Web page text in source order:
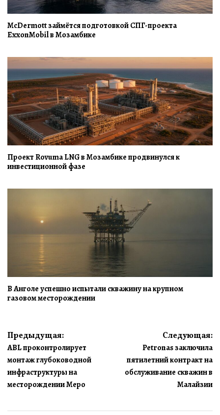
McDermott займётся подготовкой СПГ-проекта
ExxonMobil в Мозамбике
Проект Rovuma LNG в Мозамбике продвинулся к
инвестиционной фазе
В Анголе успешно испытали скважину на крупном
газовом месторождении
Навигация
по
записям
Предыдущая:
ABL проконтролирует
монтаж глубоководной
инфраструктуры на
месторождении Меро
Следующая:
Petronas заключила
пятилетний контракт на
обслуживание скважин в
Малайзии